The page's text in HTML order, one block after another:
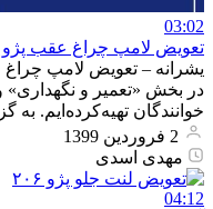
03:02
تعویض لامپ چراغ عقب پژو ۲۰۶
در بخش «تعمیر و
خوانندگان تهیه‌کرده‌ایم.
مهدی اسدی
04:12